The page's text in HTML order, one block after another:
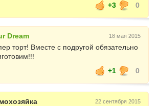
+3
0
Dream 18 мая 2015
торт! Вместе с подругой обязательно
+1
0
22 сентября 2015